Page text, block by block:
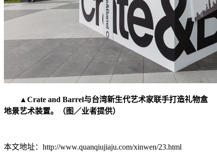
▲Crate and Barrel与台湾新生代艺术家联手打造礼物盒
地景艺术装置。（图／业者提供）
本文地址：http://www.quanqiujiaju.com/xinwen/23.html